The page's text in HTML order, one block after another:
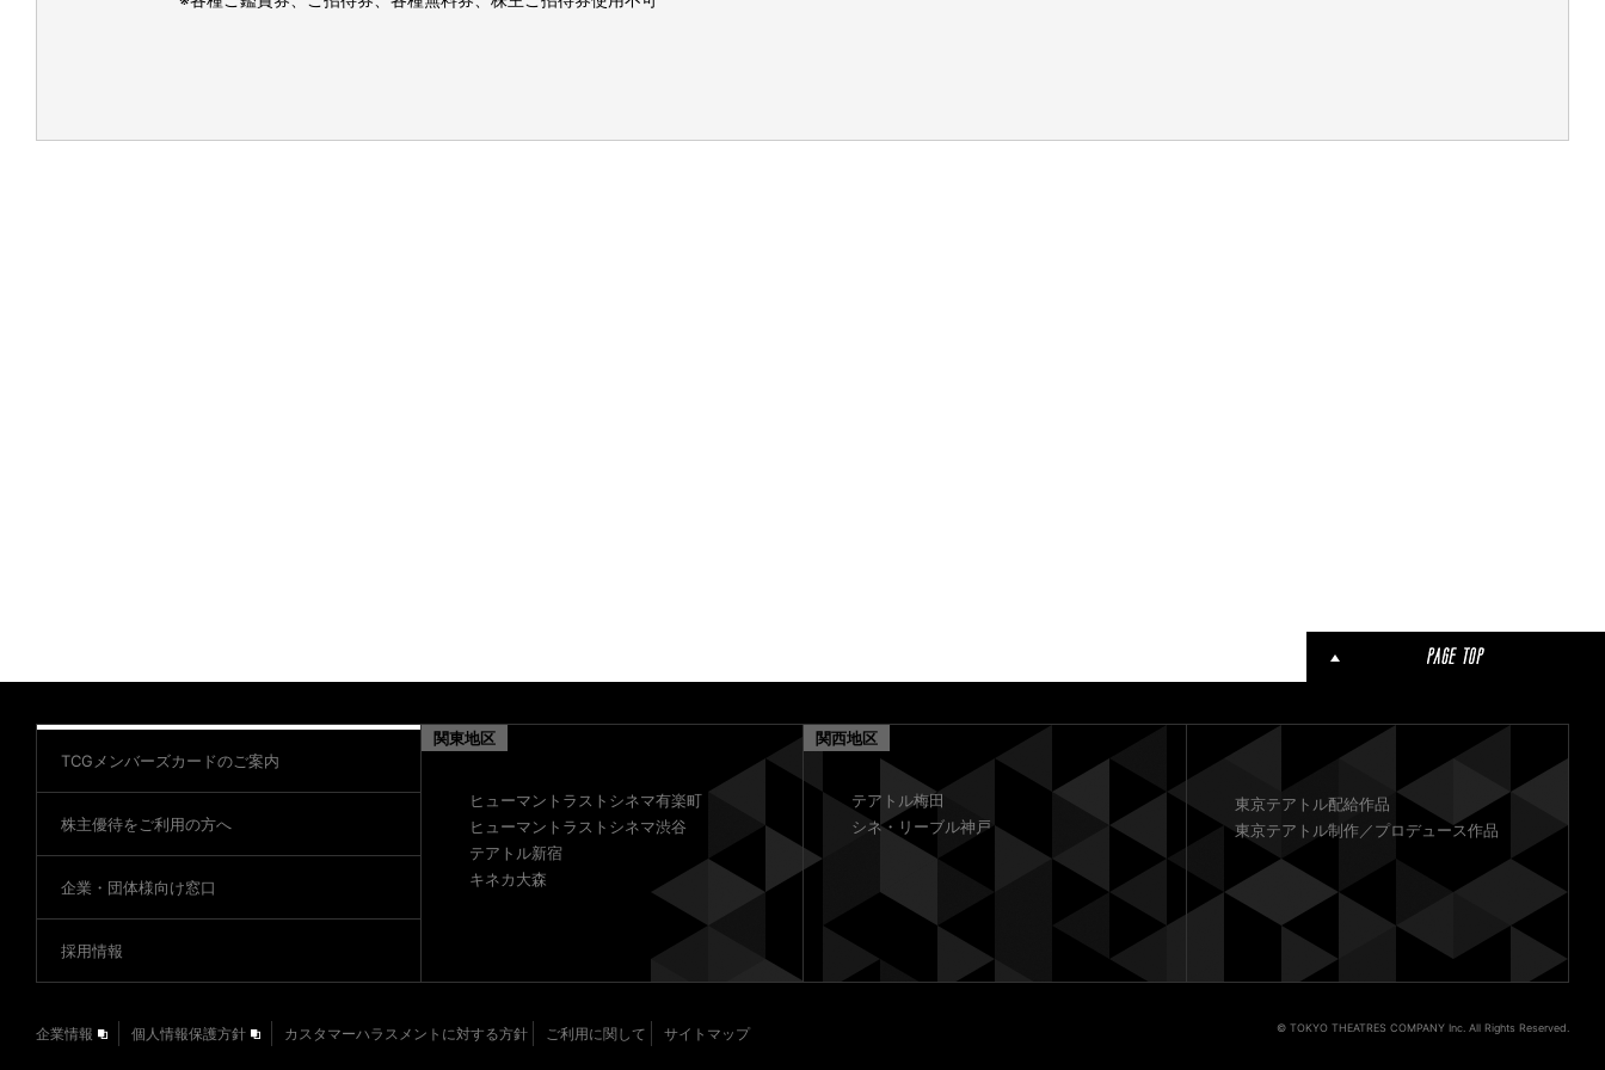
TCGメンバーズカードのご案内
株主優待をご利用の方へ
企業・団体様向け窓口
採用情報
関東地区
ヒューマントラストシネマ有楽町
ヒューマントラストシネマ渋谷
テアトル新宿
キネカ大森
関西地区
テアトル梅田
シネ・リーブル神戸
東京テアトル配給作品
東京テアトル制作／プロデュース作品
企業情報 個人情報保護方針 カスタマーハラスメントに対する方針 ご利用に関して サイトマップ © TOKYO THEATRES COMPANY Inc. All Rights Reserved.